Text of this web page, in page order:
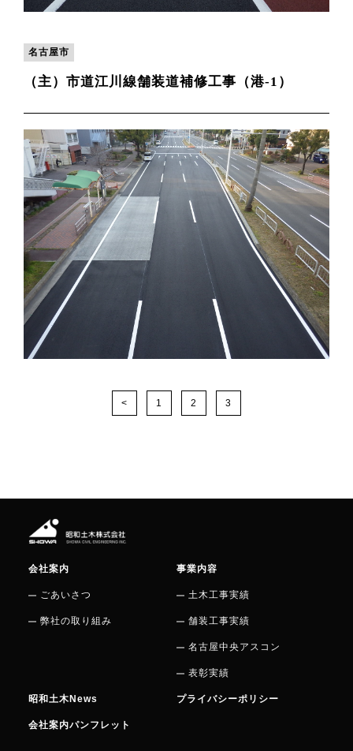
名古屋市
（主）市道江川線舗装道補修工事（港-1）
< 1 2 3
会社案内
ごあいさつ
弊社の取り組み
事業内容
土木工事実績
舗装工事実績
名古屋中央アスコン
表彰実績
昭和土木News プライバシーポリシー
会社案内パンフレット